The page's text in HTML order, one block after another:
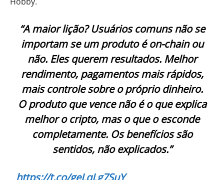
“A maior lição? Usuários comuns não se
importam se um produto é on-chain ou
não. Eles querem resultados. Melhor
rendimento, pagamentos mais rápidos,
mais controle sobre o próprio dinheiro.
O produto que vence não é o que explica
melhor o cripto, mas o que o esconde
completamente. Os benefícios são
sentidos, não explicados.”